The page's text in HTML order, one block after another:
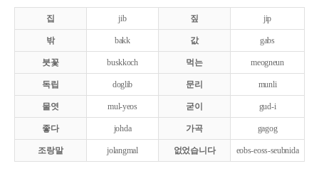
집 jib 짚 jip
밖 bakk 값 gabs
붓꽃 buskkoch 먹는 meogneun
독립 doglib 문리 munli
물엿 mul-yeos 굳이 gud-i
좋다 johda 가곡 gagog
조랑말 jolangmal 없었습니다 eobs-eoss-seubnida